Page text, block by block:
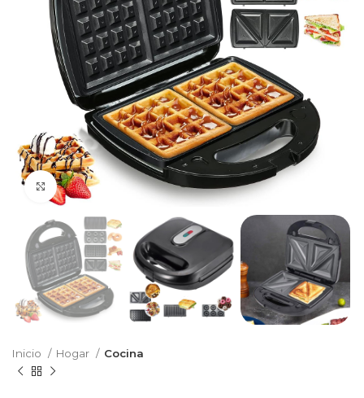
Clic para agrandar
Inicio Hogar Cocina